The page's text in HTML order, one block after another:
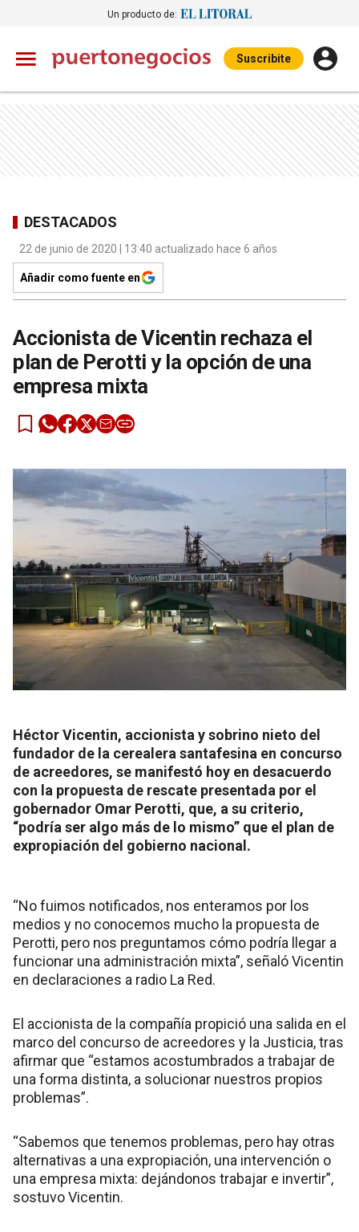
Un producto de:
Suscribite
DESTACADOS
22 de junio de 2020 | 13:40 actualizado hace 6 años
Añadir como fuente en
Accionista de Vicentin rechaza el
plan de Perotti y la opción de una
empresa mixta
Héctor Vicentin, accionista y sobrino nieto del
fundador de la cerealera santafesina en concurso
de acreedores, se manifestó hoy en desacuerdo
con la propuesta de rescate presentada por el
gobernador Omar Perotti, que, a su criterio,
“podría ser algo más de lo mismo” que el plan de
expropiación del gobierno nacional.
“No fuimos notificados, nos enteramos por los
medios y no conocemos mucho la propuesta de
Perotti, pero nos preguntamos cómo podría llegar a
funcionar una administración mixta”, señaló Vicentin
en declaraciones a radio La Red.
El accionista de la compañía propició una salida en el
marco del concurso de acreedores y la Justicia, tras
afirmar que “estamos acostumbrados a trabajar de
una forma distinta, a solucionar nuestros propios
problemas”.
“Sabemos que tenemos problemas, pero hay otras
alternativas a una expropiación, una intervención o
una empresa mixta: dejándonos trabajar e invertir”,
sostuvo Vicentin.